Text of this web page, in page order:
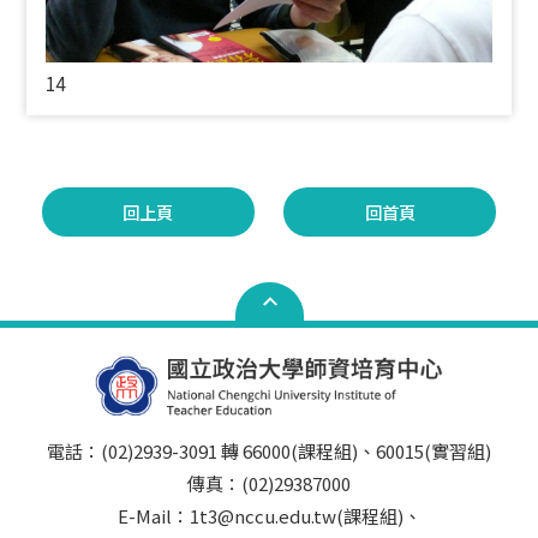
14
回上頁 回首頁
電話：(02)2939-3091 轉 66000(課程組)、60015(實習組)
傳真：(02)29387000
E-Mail：1t3@nccu.edu.tw(課程組)、